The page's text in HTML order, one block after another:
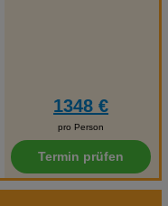
1348 €
pro Person
Termin prüfen